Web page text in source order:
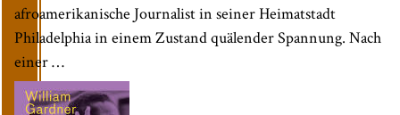
afroamerikanische Journalist in seiner Heimatstadt
Philadelphia in einem Zustand quälender Spannung. Nach
einer …